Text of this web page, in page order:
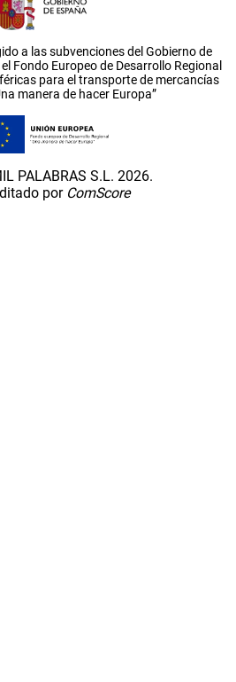
a las subvenciones del Gobierno de
Fondo Europeo de Desarrollo Regional
para el transporte de mercancías
manera de hacer Europa”
PALABRAS S.L. 2026.
por ComScore